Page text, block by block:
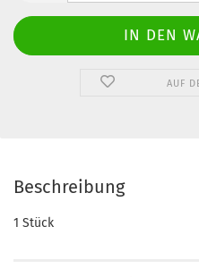
AUF
Beschreibung
1 Stück